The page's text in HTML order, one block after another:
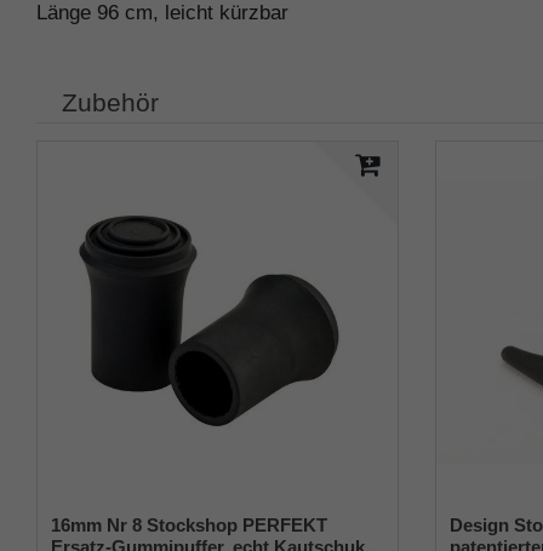
Länge 96 cm, leicht kürzbar
Zubehör
16mm Nr 8 Stockshop PERFEKT
Ersatz-Gummipuffer, echt Kautschuk,
Design